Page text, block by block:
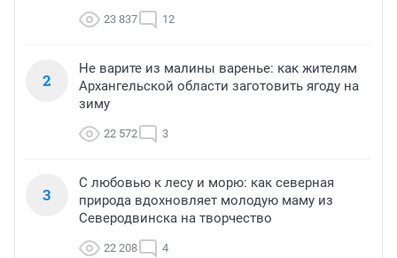
23 837 12
2
Не варите из малины варенье: как жителям
Архангельской области заготовить ягоду на
зиму
22 572 3
3
С любовью к лесу и морю: как северная
природа вдохновляет молодую маму из
Северодвинска на творчество
22 208 4